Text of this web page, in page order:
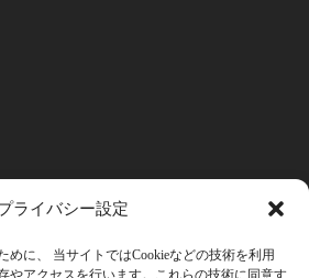
ライバシー設定
めに、 当サイトではCookieなどの技術を利用
やアクセスを行います。これらの技術に同意す